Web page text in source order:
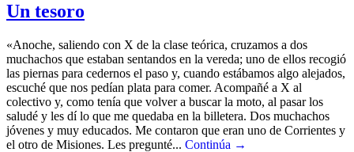
Un tesoro
«Anoche, saliendo con X de la clase teórica, cruzamos a dos
muchachos que estaban sentandos en la vereda; uno de ellos recogió
las piernas para cedernos el paso y, cuando estábamos algo alejados,
escuché que nos pedían plata para comer. Acompañé a X al
colectivo y, como tenía que volver a buscar la moto, al pasar los
saludé y les dí lo que me quedaba en la billetera. Dos muchachos
jóvenes y muy educados. Me contaron que eran uno de Corrientes y
el otro de Misiones. Les pregunté... Continúa →